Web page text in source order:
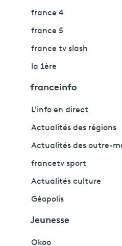
france 4
france 5
france tv slash
la 1ère
franceinfo
L'info en direct
Actualités des régions
Actualités des outre-
francetv sport
Actualités culture
Géopolis
Jeunesse
Okoo